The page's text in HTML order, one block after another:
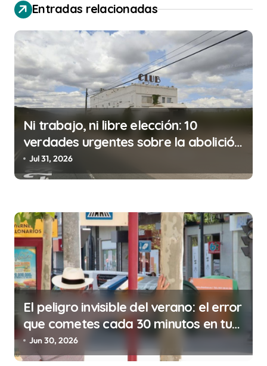
a
c
i
ó
n
e
n
r
a
d
a
s
Entradas relacionadas
Ni trabajo, ni libre elección: 10
verdades urgentes sobre la abolición
de la prostitución
Jul 31, 2026
El peligro invisible del verano: el error
que cometes cada 30 minutos en tu
trabajo (y la ilegalidad que te puede
costar la vida)
Jun 30, 2026